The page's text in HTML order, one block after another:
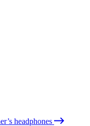
headphones